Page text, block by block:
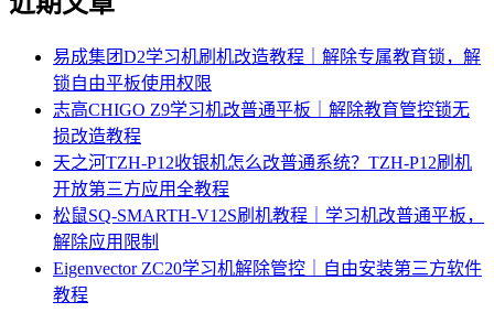
易成集团D2学习机刷机改造教程｜解除专属教育锁，解
锁自由平板使用权限
志高CHIGO Z9学习机改普通平板｜解除教育管控锁无
损改造教程
天之河TZH-P12收银机怎么改普通系统？TZH-P12刷机
开放第三方应用全教程
松鼠SQ-SMARTH-V12S刷机教程｜学习机改普通平板，
解除应用限制
Eigenvector ZC20学习机解除管控｜自由安装第三方软件
教程